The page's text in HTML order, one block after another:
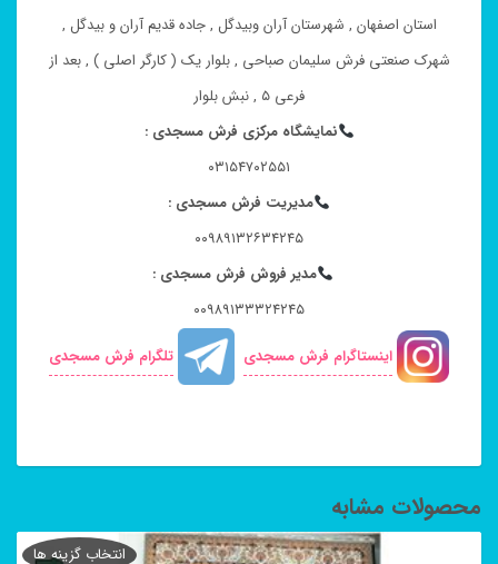
استان اصفهان , شهرستان آران وبیدگل , جاده قدیم آران و بیدگل ,
شهرک صنعتی فرش سلیمان صباحی , بلوار یک ( کارگر اصلی ) , بعد از
فرعی ۵ , نبش بلوار
نمایشگاه مرکزی فرش مسجدی :
۰۳۱۵۴۷۰۲۵۵۱
مدیریت فرش مسجدی :
۰۰۹۸۹۱۳۲۶۳۴۲۴۵
مدیر فروش فرش مسجدی :
۰۰۹۸۹۱۳۳۳۲۴۲۴۵
اینستاگرام فرش مسجدی
تلگرام فرش مسجدی
محصولات مشابه
انتخاب گزینه ها